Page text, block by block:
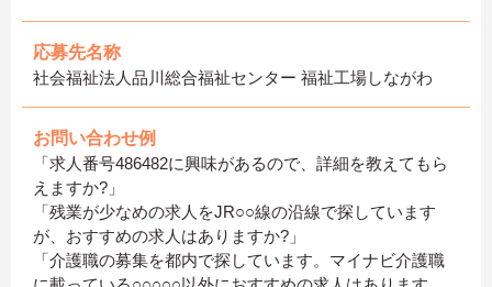
応募先名称
社会福祉法人品川総合福祉センター 福祉工場しながわ
お問い合わせ例
「求人番号486482に興味があるので、詳細を教えてもら
えますか?」
「残業が少なめの求人をJR○○線の沿線で探しています
が、おすすめの求人はありますか?」
「介護職の募集を都内で探しています。マイナビ介護職